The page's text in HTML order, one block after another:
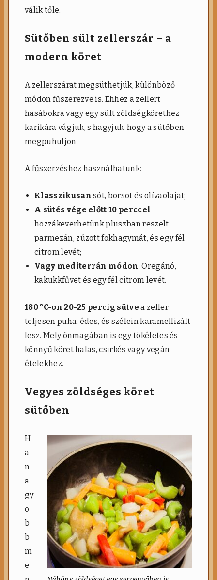
válik tőle.
Sütőben sült zellerszár – a
modern köret
A zellerszárat megsüthetjük, különböző
módon fűszerezve is. Ehhez a zellert
hasábokra vagy egy sült zöldségkörethez
karikára vágjuk, s hagyjuk, hogy a sütőben
megpuhuljon.
A fűszerzéshez használhatunk:
Klasszikusan sót, borsot és olívaolajat;
A sütés vége előtt 10 perccel
hozzákeverhetünk pluszban reszelt
parmezán, zúzott fokhagymát, és egy fél
citrom levét;
Vagy mediterrán módon: Oregánó,
kakukkfűvet és egy fél citrom levét.
180 °C-on 20-25 percig sütve a zeller
teljesen puha, édes, és szélein karamellizált
lesz. Mely önmagában is egy tökéletes és
könnyű köret halas, csirkés vagy vegán
ételekhez.
Vegyes zöldséges köret
sütőben
H
a
n
a
gy
o
b
b
m
e